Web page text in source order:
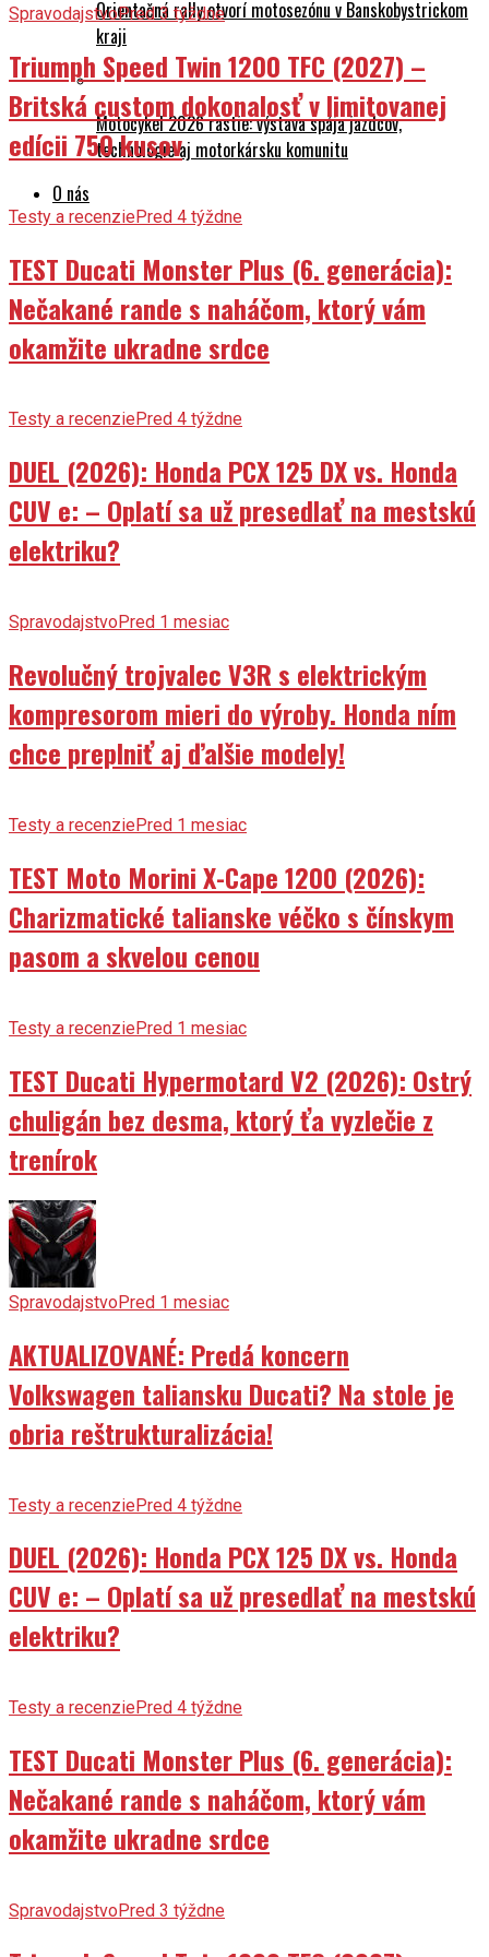
Orientačná rally otvorí motosezónu v Banskobystrickom
kraji
Motocykel 2026 rastie: výstava spája jazdcov,
technológie aj motorkársku komunitu
O nás
SpravodajstvoPred 3 týždne
Triumph Speed Twin 1200 TFC (2027) –
Britská custom dokonalosť v limitovanej
edícii 750 kusov
Testy a recenziePred 4 týždne
TEST Ducati Monster Plus (6. generácia):
Nečakané rande s naháčom, ktorý vám
okamžite ukradne srdce
Testy a recenziePred 4 týždne
DUEL (2026): Honda PCX 125 DX vs. Honda
CUV e: – Oplatí sa už presedlať na mestskú
elektriku?
SpravodajstvoPred 1 mesiac
Revolučný trojvalec V3R s elektrickým
kompresorom mieri do výroby. Honda ním
chce preplniť aj ďalšie modely!
Testy a recenziePred 1 mesiac
TEST Moto Morini X-Cape 1200 (2026):
Charizmatické talianske véčko s čínskym
pasom a skvelou cenou
Testy a recenziePred 1 mesiac
TEST Ducati Hypermotard V2 (2026): Ostrý
chuligán bez desma, ktorý ťa vyzlečie z
trenírok
SpravodajstvoPred 1 mesiac
AKTUALIZOVANÉ: Predá koncern
Volkswagen taliansku Ducati? Na stole je
obria reštrukturalizácia!
Testy a recenziePred 4 týždne
DUEL (2026): Honda PCX 125 DX vs. Honda
CUV e: – Oplatí sa už presedlať na mestskú
elektriku?
Testy a recenziePred 4 týždne
TEST Ducati Monster Plus (6. generácia):
Nečakané rande s naháčom, ktorý vám
okamžite ukradne srdce
SpravodajstvoPred 3 týždne